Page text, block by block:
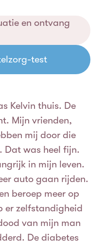
en ontvang
test
Kelvin thuis. De
Mijn vrienden,
mij door die
Dat was heel fijn.
in mijn leven.
auto gaan rijden.
beroep meer op
er zelfstandigheid
van mijn man
De diabetes